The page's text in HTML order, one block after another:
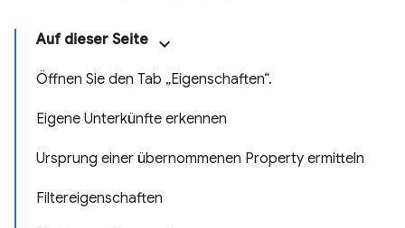
Auf dieser Seite
Öffnen Sie den Tab „Eigenschaften“.
Eigene Unterkünfte erkennen
Ursprung einer übernommenen Property ermitteln
Filtereigenschaften